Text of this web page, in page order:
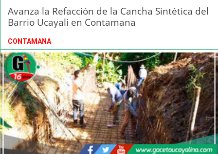
Avanza la Refacción de la Cancha Sintética del
Barrio Ucayali en Contamana
CONTAMANA